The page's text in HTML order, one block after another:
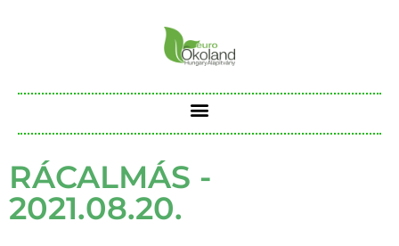
RÁCALMÁS -
2021.08.20.